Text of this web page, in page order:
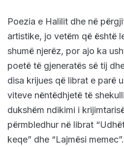
Poezia e Halilit dhe në
artistike, jo vetëm që është
shumë njerëz, por ajo ka
poetë të gjeneratës së tij
disa krijues që librat e parë
viteve nëntëdhjetë të
dukshëm ndikimi i
përmbledhur në librat
keqe” dhe “Lajmësi